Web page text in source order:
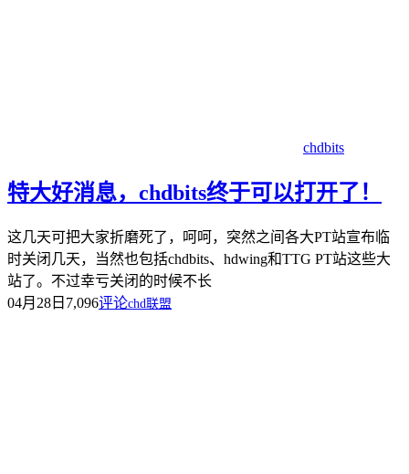
chdbits
特大好消息，chdbits终于可以打开了！
这几天可把大家折磨死了，呵呵，突然之间各大PT站宣布临
时关闭几天，当然也包括chdbits、hdwing和TTG PT站这些大
站了。不过幸亏关闭的时候不长
04月28日 7,096评论chd联盟